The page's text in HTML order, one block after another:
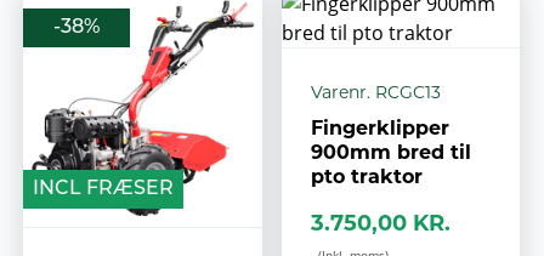
-38%
INCL FRÆSER
Varenr. RCGC13
Fingerklipper
900mm bred til
pto traktor
3.750,00 KR.